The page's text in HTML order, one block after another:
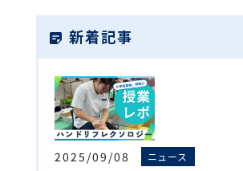
新着記事
2025/09/08 ニュース